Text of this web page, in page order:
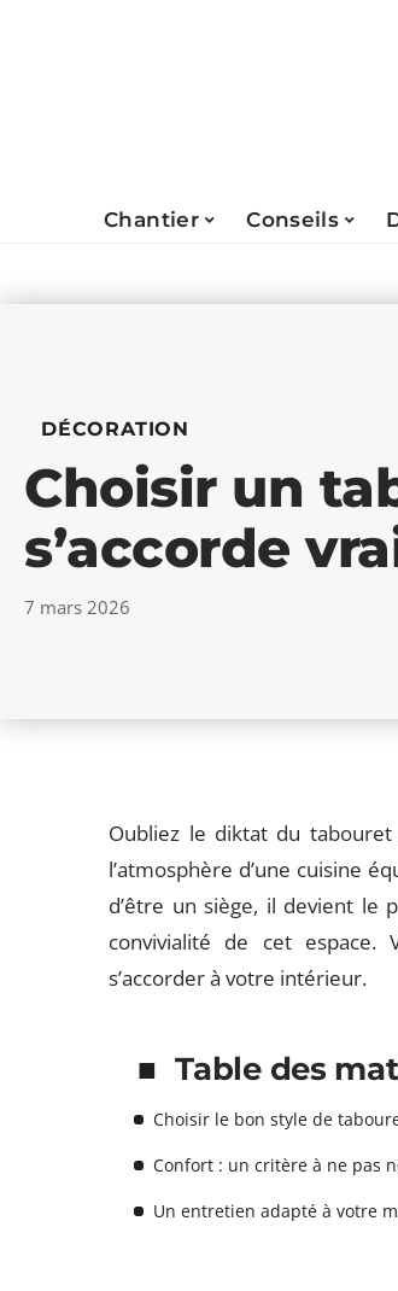
Chantier Conseils
DÉCORATION
Choisir un
s’accorde
7 mars 2026
Oubliez le diktat du
l’atmosphère d’une cuisine
d’être un siège, il devient le
convivialité de cet espace.
s’accorder à votre intérieur.
Table des
Choisir le bon style de
Confort : un critère à ne pas
Un entretien adapté à votre